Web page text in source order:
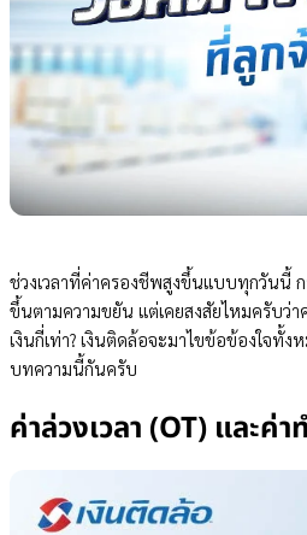
ช่วงเวลาที่ค่าครองชีพสูงขึ้นแบบทุกวันนี้ ก
ขึ้นตามความขยัน แต่เคยสงสัยไหมครับว่า
เงินกี่เท่า? เงินติดล้อจะมาไขข้อข้องใจทั้
บทความนี้กันครับ
ค่าล่วงเวลา (OT) และค่